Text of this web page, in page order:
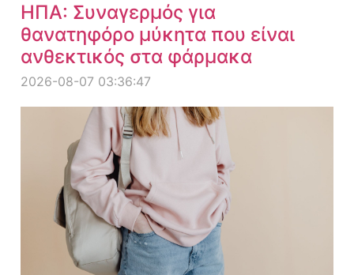
ΗΠΑ: Συναγερμός για
θανατηφόρο μύκητα που είναι
ανθεκτικός στα φάρμακα
2026-08-07 03:36:47